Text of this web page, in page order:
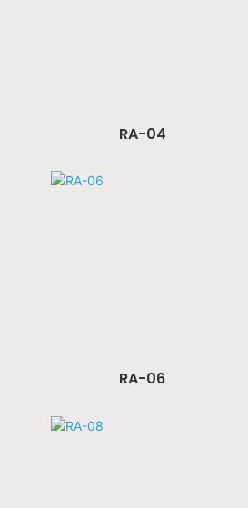
RA-04
RA-06